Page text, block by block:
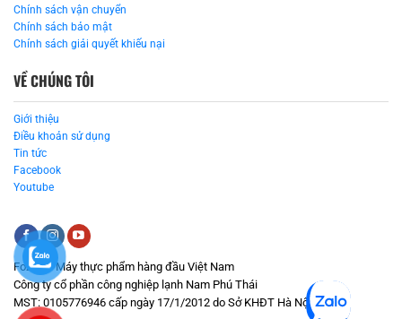
Chính sách vận chuyển
Chính sách bảo mật
Chính sách giải quyết khiếu nại
VỀ CHÚNG TÔI
Giới thiệu
Điều khoản sử dụng
Tin tức
Facebook
Youtube
Fozeni - Máy thực phẩm hàng đầu Việt Nam
Công ty cổ phần công nghiệp lạnh Nam Phú Thái
MST: 0105776946 cấp ngày 17/1/2012 do Sở KHĐT Hà Nội